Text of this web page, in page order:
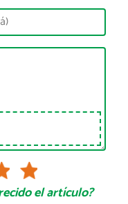
el artículo?